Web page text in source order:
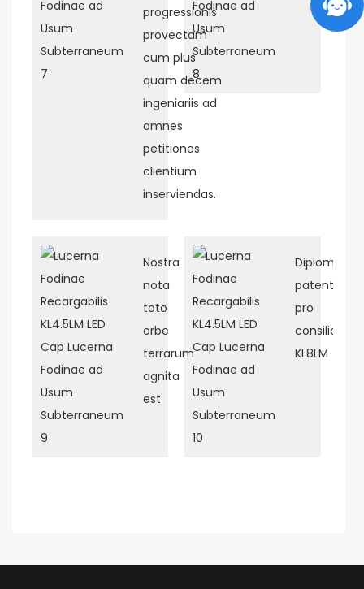
progressionis
provectam
cum plus
quam decem
ingeniariis ad
omnes
petitiones
clientium
inserviendas.
Nostra
nota
toto
orbe
terrarum
agnita
est
Diploma
patentis
pro
consilio
KL8LM